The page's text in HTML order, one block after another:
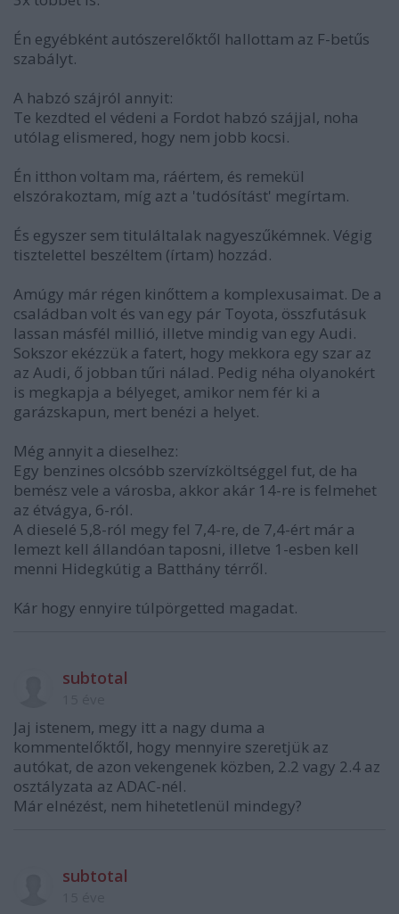
Én egyébként autószerelőktől hallottam az F-betűs
szabályt.
A habzó szájról annyit:
Te kezdted el védeni a Fordot habzó szájjal, noha
utólag elismered, hogy nem jobb kocsi.
Én itthon voltam ma, ráértem, és remekül
elszórakoztam, míg azt a 'tudósítást' megírtam.
És egyszer sem tituláltalak nagyeszűkémnek. Végig
tisztelettel beszéltem (írtam) hozzád.
Amúgy már régen kinőttem a komplexusaimat. De a
családban volt és van egy pár Toyota, összfutásuk
lassan másfél millió, illetve mindig van egy Audi.
Sokszor ekézzük a fatert, hogy mekkora egy szar az
az Audi, ő jobban tűri nálad. Pedig néha olyanokért
is megkapja a bélyeget, amikor nem fér ki a
garázskapun, mert benézi a helyet.
Még annyit a dieselhez:
Egy benzines olcsóbb szervízköltséggel fut, de ha
bemész vele a városba, akkor akár 14-re is felmehet
az étvágya, 6-ról.
A dieselé 5,8-ról megy fel 7,4-re, de 7,4-ért már a
lemezt kell állandóan taposni, illetve 1-esben kell
menni Hidegkútig a Batthány térről.
Kár hogy ennyire túlpörgetted magadat.
subtotal
Jaj istenem, megy itt a nagy duma a
kommentelőktől, hogy mennyire szeretjük az
autókat, de azon vekengenek közben, 2.2 vagy 2.4 az
osztályzata az ADAC-nél.
Már elnézést, nem hihetetlenül mindegy?
subtotal